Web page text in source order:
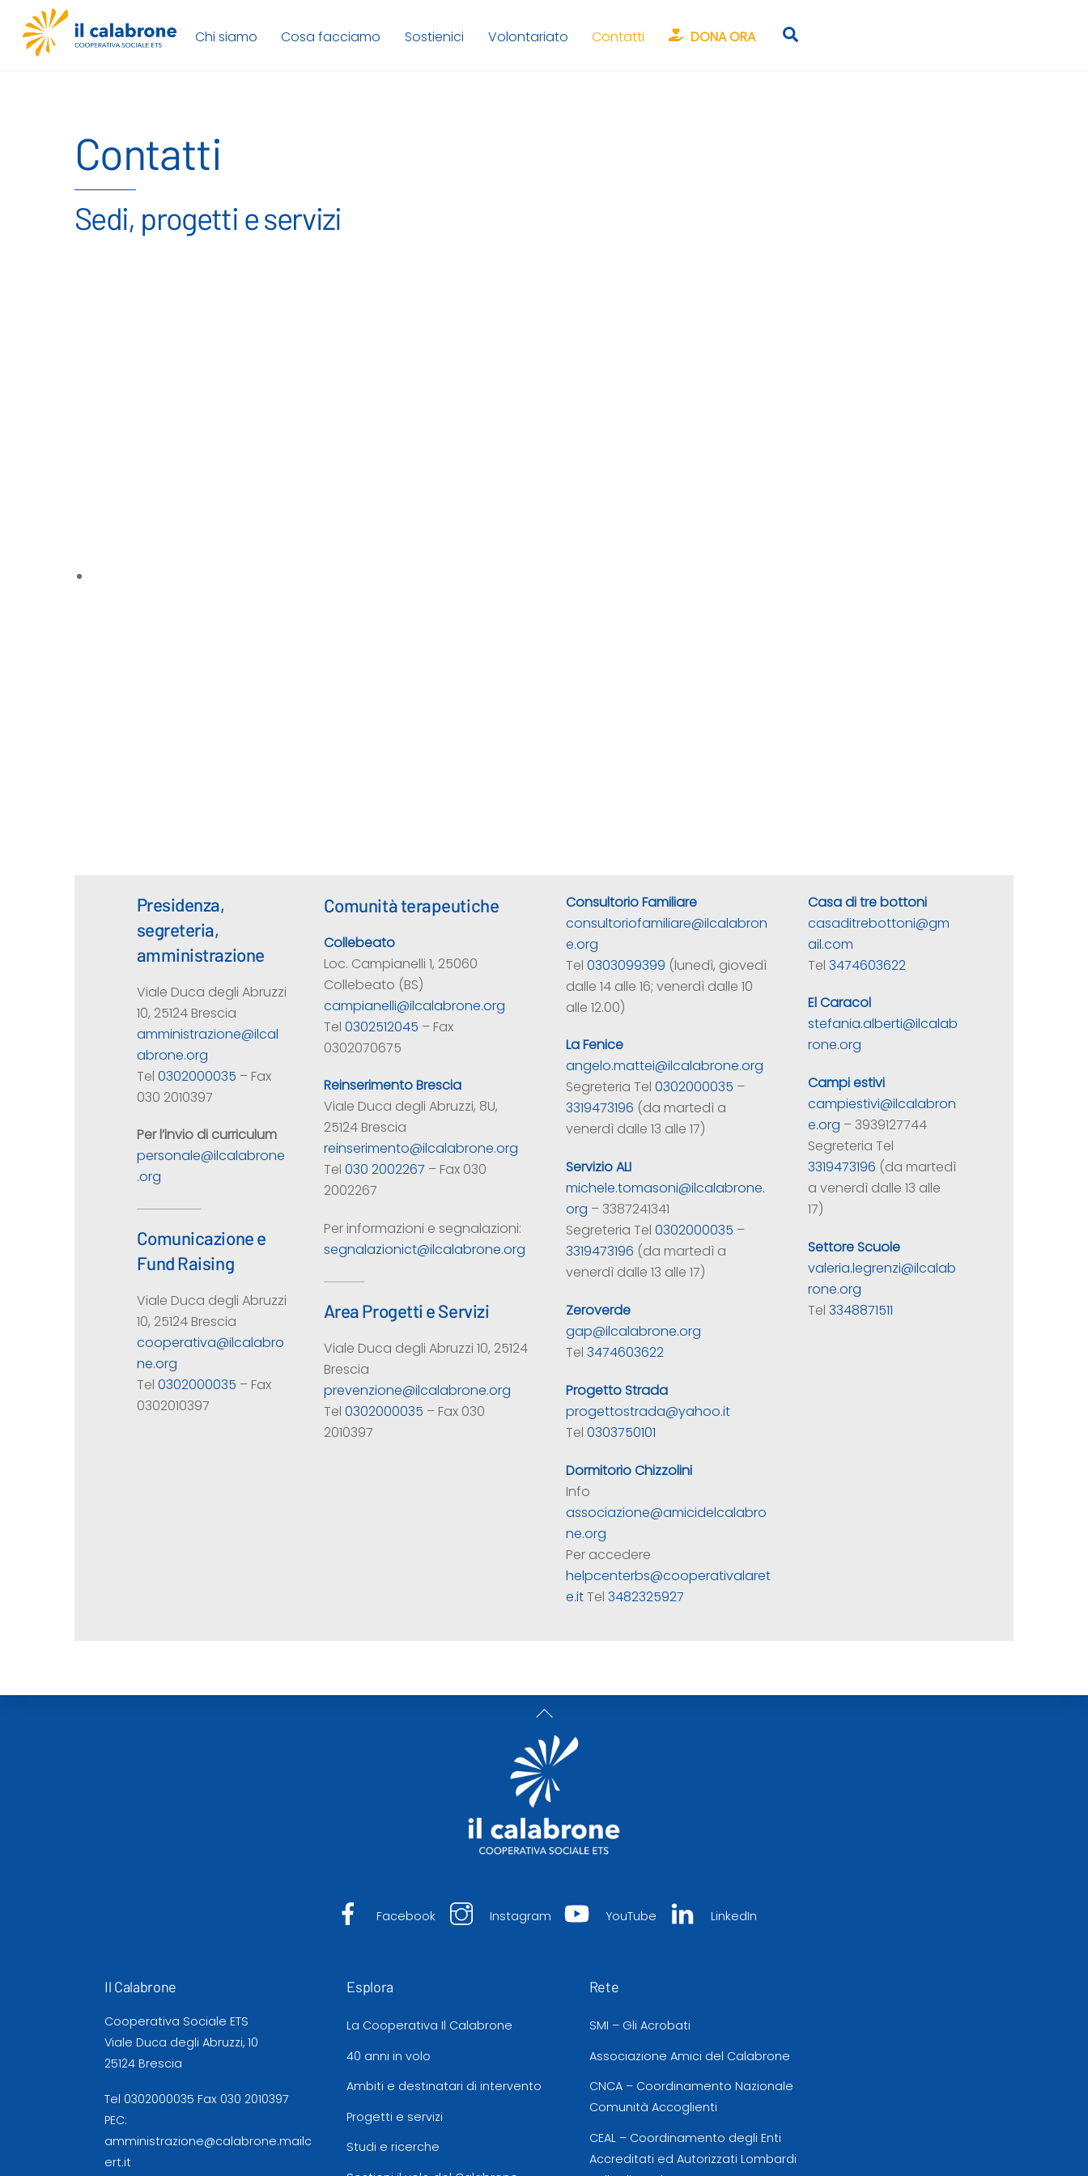
content
Search
Chi siamo Cosa facciamo Sostienici Volontariato Contatti DONA ORA
Contatti
Sedi, progetti e servizi
Presidenza,
segreteria,
amministrazione
Viale Duca degli Abruzzi
10, 25124 Brescia
amministrazione@ilcal
abrone.org
Tel 0302000035 – Fax
030 2010397
Per l’invio di curriculum
personale@ilcalabrone
.org
Comunicazione e
Fund Raising
Viale Duca degli Abruzzi
10, 25124 Brescia
cooperativa@ilcalabro
ne.org
Tel 0302000035 – Fax
0302010397
Comunità terapeutiche
Collebeato
Loc. Campianelli 1, 25060
Collebeato (BS)
campianelli@ilcalabrone.org
Tel 0302512045 – Fax
0302070675
Reinserimento Brescia
Viale Duca degli Abruzzi, 8U,
25124 Brescia
reinserimento@ilcalabrone.org
Tel 030 2002267 – Fax 030
2002267
Per informazioni e segnalazioni:
segnalazionict@ilcalabrone.org
Area Progetti e Servizi
Viale Duca degli Abruzzi 10, 25124
Brescia
prevenzione@ilcalabrone.org
Tel 0302000035 – Fax 030
2010397
Consultorio Familiare
consultoriofamiliare@ilcalabron
e.org
Tel 0303099399 (lunedì, giovedì
dalle 14 alle 16; venerdì dalle 10
alle 12.00)
La Fenice
angelo.mattei@ilcalabrone.org
Segreteria Tel 0302000035 –
3319473196 (da martedì a
venerdì dalle 13 alle 17)
Servizio ALI
michele.tomasoni@ilcalabrone.
org – 3387241341
Segreteria Tel 0302000035 –
3319473196 (da martedì a
venerdì dalle 13 alle 17)
Zeroverde
gap@ilcalabrone.org
Tel 3474603622
Progetto Strada
progettostrada@yahoo.it
Tel 0303750101
Dormitorio Chizzolini
Info
associazione@amicidelcalabro
ne.org
Per accedere
helpcenterbs@cooperativalaret
e.itTel 3482325927
Casa di tre bottoni
casaditrebottoni@gm
ail.com
Tel3474603622
El Caracol
stefania.alberti@ilcalab
rone.org
Campi estivi
campiestivi@ilcalabron
e.org – 3939127744
Segreteria Tel
3319473196 (da martedì
a venerdì dalle 13 alle
17)
Settore Scuole
valeria.legrenzi@ilcalab
rone.org
Tel3348871511
Back
To
Top
Facebook Instagram YouTube LinkedIn
Il Calabrone
Cooperativa Sociale ETS
Viale Duca degli Abruzzi, 10
25124 Brescia
Tel 0302000035 Fax 030 2010397
PEC:
amministrazione@calabrone.mailc
ert.it
Esplora
La Cooperativa Il Calabrone
40 anni in volo
Ambiti e destinatari di intervento
Progetti e servizi
Studi e ricerche
Rete
SMI – Gli Acrobati
Associazione Amici del Calabrone
CNCA – Coordinamento Nazionale
Comunità Accoglienti
CEAL – Coordinamento degli Enti
Accreditati ed Autorizzati Lombardi